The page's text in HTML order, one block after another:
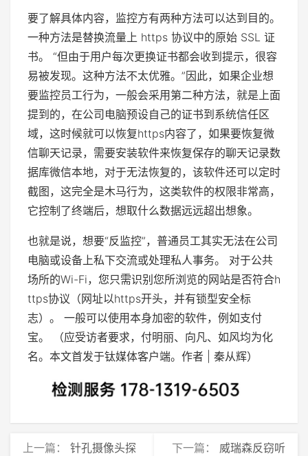
要了解具体内容，监控方有两种方法可以达到目的。
一种方法是替换流量上 https 协议中的原始 SSL 证
书。 “但由于用户每次更换证书都会收到提示，很容
易被发现。这种方法不太优雅。”因此，如果企业想
要监控员工行为，一般会采用第二种方法，就是上面
提到的，在公司电脑预设自己的证书到系统信任区
域，这时候就可以恢复https内容了，如果要恢复微
信聊天记录，需要安装软件来恢复保存的聊天记录数
据库微信本地，对于无法恢复的，该软件还可以定时
截图，这完全是木马行为，这类软件的权限非常高，
它控制了终端后，想取什么数据远远超出想象。
也就是说，想要“反监控”，普通员工其实无法在公司
电脑或设备上私下交流或处理私人事务。 对于公共
场所的Wi-Fi，您只需识别您所浏览的网站是否符合h
ttps协议（网址以https开头，并有锁型安全标
志）。 一般可以使用本身加密的软件，例如支付
宝。 （应受访者要求，付明丽、向凡、如风均为化
名。本文首发于钛媒体客户端。作者 | 秦从辉）
上一篇： 针孔摄像头探 下一篇： 威瑞森反窃听